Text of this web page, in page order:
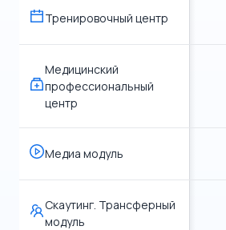
Тренировочный центр
Медицинский
профессиональный
центр
Медиа модуль
Скаутинг. Трансферный
модуль